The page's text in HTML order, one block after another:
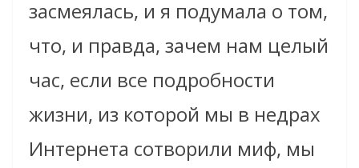
засмеялась, и я подумала о том,
что, и правда, зачем нам целый
час, если все подробности
жизни, из которой мы в недрах
Интернета сотворили миф, мы